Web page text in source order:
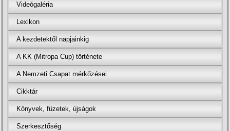
Videógaléria
Lexikon
A kezdetektől napjainkig
A KK (Mitropa Cup) története
A Nemzeti Csapat mérkőzései
Cikktár
Könyvek, füzetek, újságok
Szerkesztőség